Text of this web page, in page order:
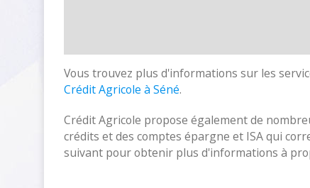
Vous trouvez plus d'informations sur les
Crédit Agricole à Séné.
Crédit Agricole propose également de
crédits et des comptes épargne et ISA qui
suivant pour obtenir plus d'informations à